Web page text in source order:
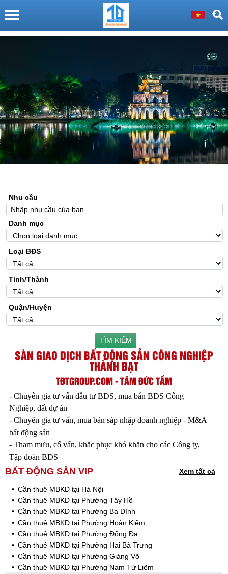
Nhu cầu
Danh mục
Loại BĐS
Tỉnh/Thành
Quận/Huyện
TÌM KIẾM
SÀN GIAO DỊCH BẤT ĐỘNG SẢN CÔNG NGHIỆP
THÀNH ĐẠT
TĐTGROUP.COM - TÂM ĐỨC TẦM
- Chuyên gia tư vấn đầu tư BĐS, mua bán BĐS Công
Nghiệp, đất dự án
- Chuyên gia tư vấn, mua bán sáp nhập doanh nghiệp - M&A
bất động sản
- Tham mưu, cố vấn, khắc phục khó khắn cho các Công ty,
Tập đoàn BĐS
BẤT ĐỘNG SẢN VIP Xem tất cả
Cần thuê MBKD tại Hà Nội
Cần thuê MBKD tại Phường Tây Hồ
Cần thuê MBKD tại Phường Ba Đình
Cần thuê MBKD tại Phường Hoàn Kiếm
Cần thuê MBKD tại Phường Đống Đa
Cần thuê MBKD tại Phường Hai Bà Trưng
Cần thuê MBKD tại Phường Giảng Võ
Cần thuê MBKD tại Phường Nam Từ Liêm